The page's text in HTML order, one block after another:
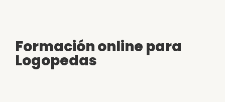
Formación online para
Logopedas